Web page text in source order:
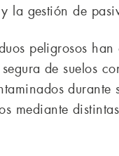
la gestión de
peligrosos
de suelos
mediante